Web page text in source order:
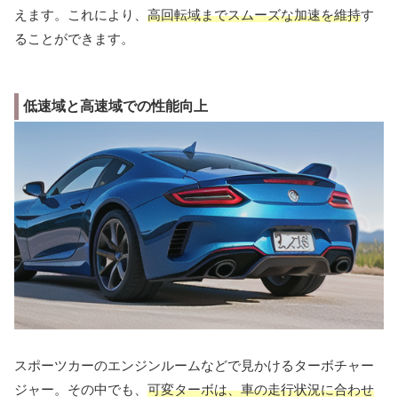
えます。これにより、 高回転域までスムーズな加速を維持す
ることができます。
低速域と高速域での性能向上
スポーツカーのエンジンルームなどで見かけるターボチャー
ジャー。その中でも、 可変ターボは、車の走行状況に合わせ